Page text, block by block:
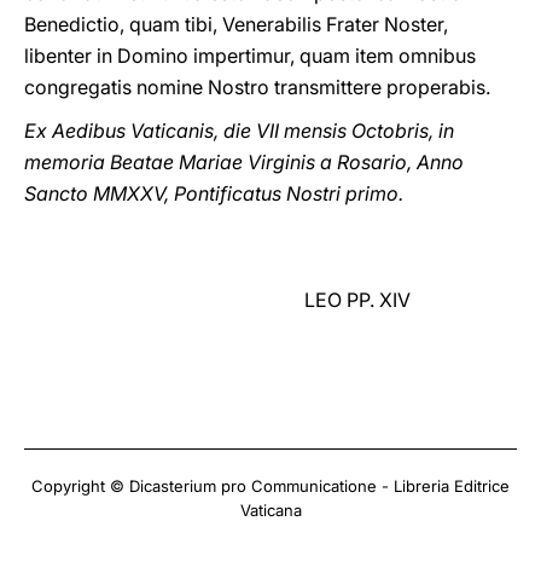
Benedictio, quam tibi, Venerabilis Frater Noster,
libenter in Domino impertimur, quam item omnibus
congregatis nomine Nostro transmittere properabis.
Ex Aedibus Vaticanis, die VII mensis Octobris, in
memoria Beatae Mariae Virginis a Rosario, Anno
Sancto MMXXV, Pontificatus Nostri primo.
LEO PP. XIV
Copyright © Dicasterium pro Communicatione - Libreria Editrice
Vaticana